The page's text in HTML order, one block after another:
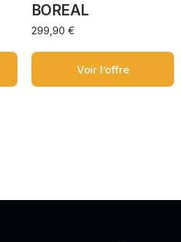
BOREAL
299,90 €
Voir l’offre